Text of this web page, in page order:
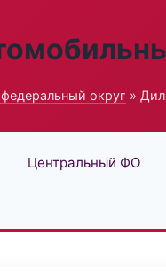
округ »
Центральный ФО